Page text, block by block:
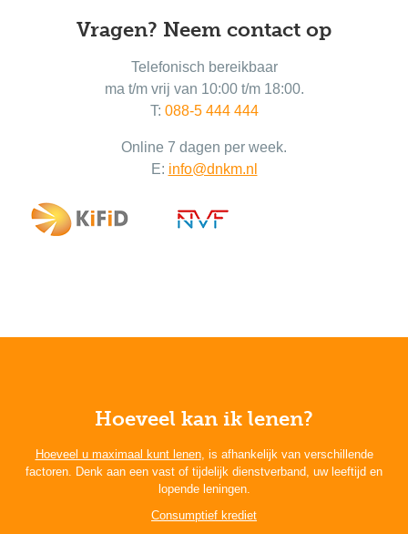
Vragen? Neem contact op
Telefonisch bereikbaar
ma t/m vrij van 10:00 t/m 18:00.
T: 088-5 444 444
Online 7 dagen per week.
E: info@dnkm.nl
Hoeveel kan ik lenen?
Hoeveel u maximaal kunt lenen, is afhankelijk van verschillende
factoren. Denk aan een vast of tijdelijk dienstverband, uw leeftijd en
lopende leningen.
Consumptief krediet